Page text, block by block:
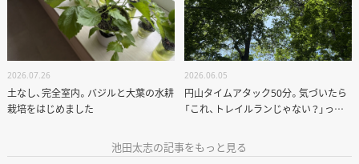
2026.07.26
土なし、完全室内。バジルと大葉の水耕
栽培をはじめました
2026.06.05
円山タイムアタック50分。気づいたら
「これ、トレイルランじゃない？」って
池田太志の記事をもっと見る